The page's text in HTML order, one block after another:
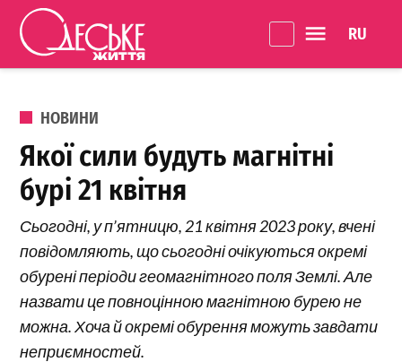
Перейти до вмісту
Життя
ОПУБЛІКОВАНО В
НОВИНИ
Якої сили будуть магнітні
бурі 21 квітня
Сьогодні, у п’ятницю, 21 квітня 2023 року, вчені
повідомляють, що сьогодні очікуються окремі
обурені періоди геомагнітного поля Землі. Але
назвати це повноцінною магнітною бурею не
можна. Хоча й окремі обурення можуть завдати
неприємностей.